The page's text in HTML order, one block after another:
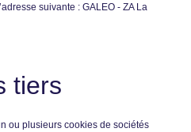
suivante : GALEO - ZA La
tiers
ou plusieurs cookies de sociétés